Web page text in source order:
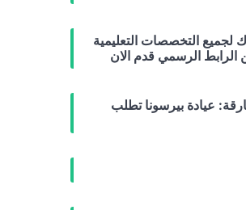
التخصصات التعليمية
الرابط الرسمي قدم الان
عيادة بيرسونا تطلب